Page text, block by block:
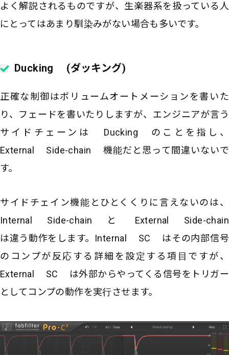
よく解説されるものですが、生楽器系を扱っている人
にとってはあまり馴染みがない場合も多いです。
Ducking (ダッキング)
正確な制御はボリュームオートメーションを書いた
り、フェードを書いたりしますが、エンジニアが言う
サイドチェーンは Ducking のことを指し、
External Side-chain 機能だと思って間違いないで
す。
サイドチェイン機能とひとくくりに言えないのは、
Internal Side-chain と External Side-chain
は違う動作をします。Internal SC はその内部信号
のコンプが反応する詳細を設定する項目ですが、
External SC は外部からやってくる信号をトリガー
としてコンプの動作を実行させます。